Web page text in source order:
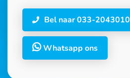
Bel naar 033-2043010
Whatsapp ons